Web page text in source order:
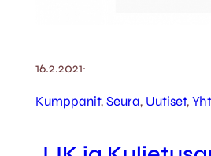
16.2.2021·
Kumppanit, Seura, Uutiset,